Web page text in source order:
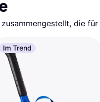
die
Im Trend